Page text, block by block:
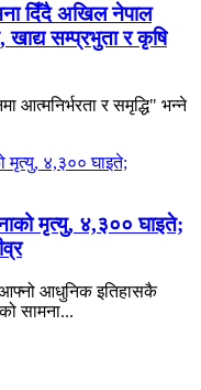
दिँदै अखिल नेपाल
खाद्य सम्प्रभुता र कृषि
आत्मनिर्भरता र समृद्धि" भन्ने
मृत्यु, ४,३०० घाइते;
आधुनिक इतिहासकै
सामना...